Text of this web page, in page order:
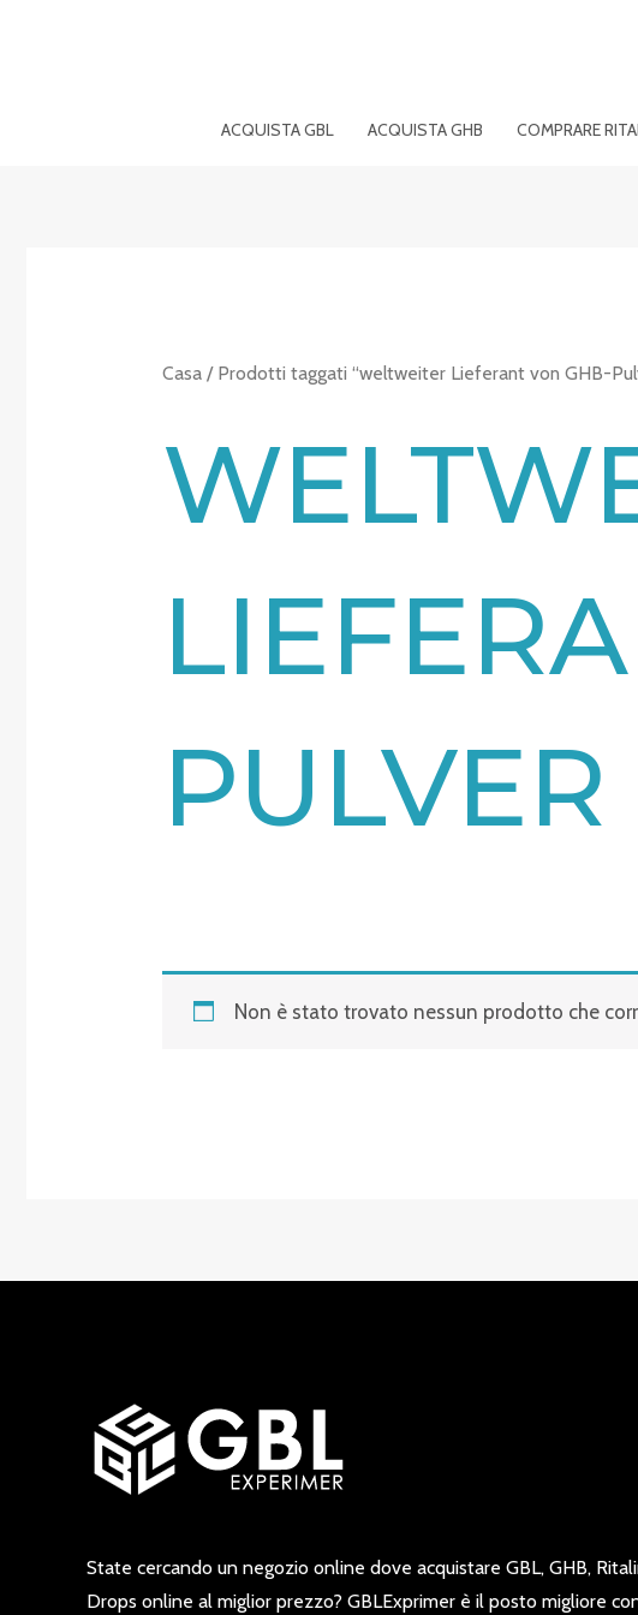
ACQUISTA GBL ACQUISTA GHB COMPRARE
Casa / Prodotti taggati “weltweiter Lieferant von GHB-
Non è stato trovato nessun prodotto che
State cercando un negozio online dove acquistare GBL, GHB,
Drops online al miglior prezzo? GBLExprimer è il posto migliore